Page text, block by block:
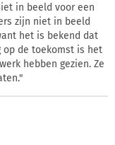
in beeld voor een
zijn niet in beeld
het is bekend dat
op de toekomst is het
hebben gezien. Ze